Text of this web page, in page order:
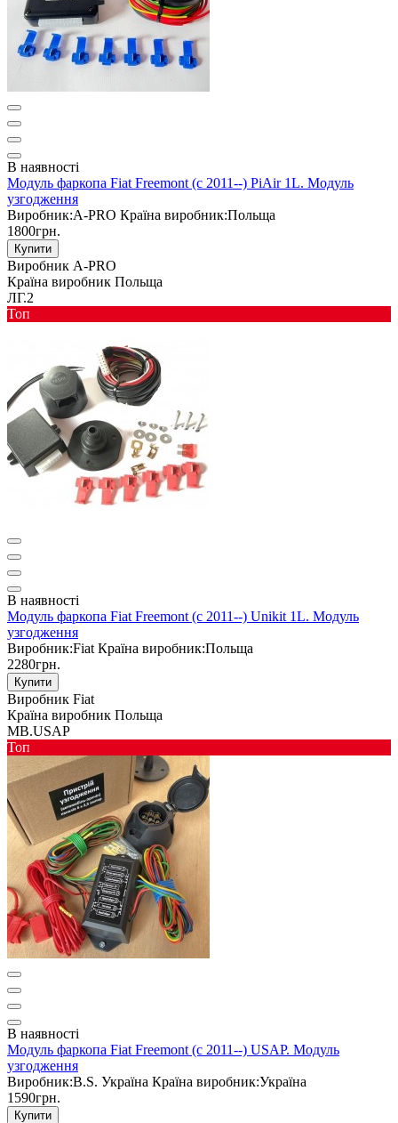
В наявності
Модуль фаркопа Fiat Freemont (c 2011--) PiAir 1L. Модуль
узгодження
Виробник:A-PRO Країна виробник:Польща
1800грн.
Купити
Виробник A-PRO
Країна виробник Польща
ЛГ.2
Toп
В наявності
Модуль фаркопа Fiat Freemont (c 2011--) Unikit 1L. Модуль
узгодження
Виробник:Fiat Країна виробник:Польща
2280грн.
Купити
Виробник Fiat
Країна виробник Польща
MB.USAP
Toп
В наявності
Модуль фаркопа Fiat Freemont (c 2011--) USAP. Модуль
узгодження
Виробник:B.S. Україна Країна виробник:Україна
1590грн.
Купити